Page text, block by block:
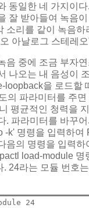
동일한 네 가지이
잘 받아들여 녹음
소리를 같이 녹음하
아날로그 스테레
음 중에 조금 부자
나오는 내 음성이
loopback을 로드할
의 파라미터를 주면
평균적인 청력을
. 파라미터를 바꾸
-k' 명령을 입력하여
음의 명령을 입력하
load-module 명
24라는 모듈 번호
pactl unload-module 24